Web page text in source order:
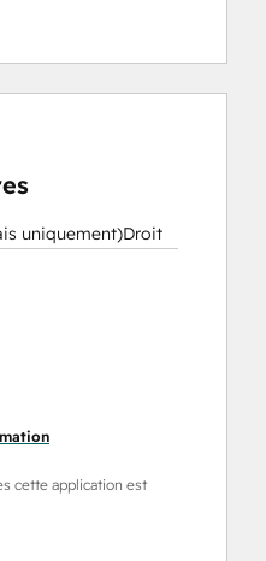
uniquement)Droit
cette application est